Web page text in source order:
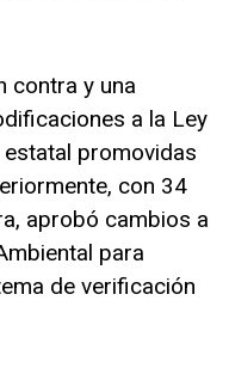
contra y una
a la Ley
promovidas
con 34
aprobó cambios a
para
de verificación